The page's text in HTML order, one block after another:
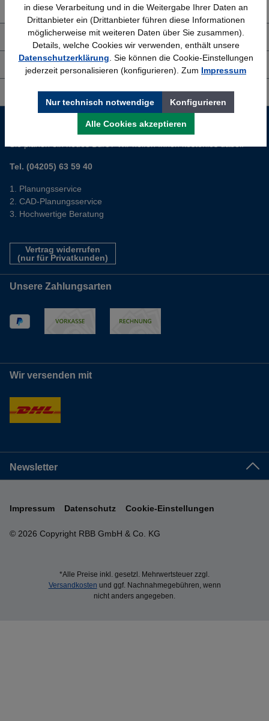
Über uns
Shop Service
Informationen
Sie planen ein neues Büro? Wir helfen Ihnen kostenlos dabei.
Tel. (04205) 63 59 40
Planungsservice
CAD-Planungsservice
Hochwertige Beratung
Vertrag widerrufen
(nur für Privatkunden)
Unsere Zahlungsarten
Wir versenden mit
Newsletter
© 2026 Copyright RBB GmbH & Co. KG
Impressum Datenschutz Cookie-Einstellungen
*Alle Preise inkl. gesetzl. Mehrwertsteuer zzgl.
Versandkosten und ggf. Nachnahmegebühren, wenn
nicht anders angegeben.
in diese Verarbeitung und in die Weitergabe Ihrer Daten an
Drittanbieter ein (Drittanbieter führen diese Informationen
möglicherweise mit weiteren Daten über Sie zusammen).
Details, welche Cookies wir verwenden, enthält unsere
Datenschutzerklärung . Sie können die Cookie-Einstellungen
jederzeit personalisieren (konfigurieren). Zum Impressum
Nur technisch notwendige Konfigurieren
Alle Cookies akzeptieren